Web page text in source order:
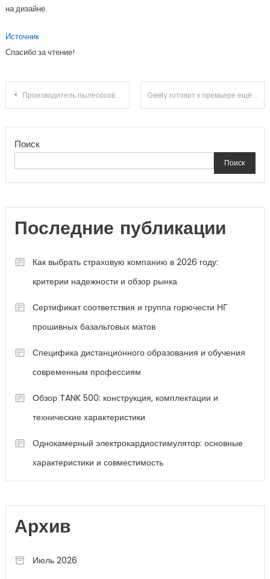
на дизайне.
Источник
Спасибо за чтение!
Навигация
записям
Производитель пылесосов Dyson определился с местом выпуска электромобилей Geely готовит к премьере ещё один минивэн: он больше VF11 и у него нет фамильной решётки
Поиск
Поиск
Последние публикации
Как выбрать страховую компанию в 2026 году:
критерии надежности и обзор рынка
Сертификат соответствия и группа горючести НГ
прошивных базальтовых матов
Специфика дистанционного образования и обучения
современным профессиям
Обзор TANK 500: конструкция, комплектации и
технические характеристики
Однокамерный электрокардиостимулятор: основные
характеристики и совместимость
Архив
Июль 2026